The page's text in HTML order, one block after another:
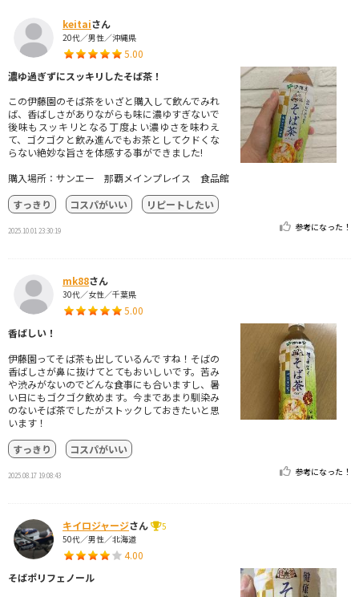
keitaiさん
20代／男性／沖縄県
5.00
濃ゆ過ぎずにスッキリしたそば茶！
この伊藤園のそば茶をいざと購入して飲んでみれ
ば、香ばしさがありながらも味に濃ゆすぎないで
後味もスッキリとなる丁度よい濃ゆさを味わえ
て、ゴクゴクと飲み進んでもお茶としてクドくな
らない絶妙な旨さを体感する事ができました!
購入場所：サンエー 那覇メインプレイス 食品館
すっきり
コスパがいい リピートしたい
2025.10.01 23:30:19 参考になった！
mk88さん
30代／女性／千葉県
5.00
香ばしい！
伊藤園ってそば茶も出しているんですね！そばの
香ばしさが鼻に抜けてとてもおいしいです。苦み
や渋みがないのでどんな食事にも合いますし、暑
い日にもゴクゴク飲めます。今まであまり馴染み
のないそば茶でしたがストックしておきたいと思
います！
すっきり
コスパがいい
2025.08.17 19:08:43 参考になった！
キイロジャージさん
5
50代／男性／北海道
4.00
そばポリフェノール